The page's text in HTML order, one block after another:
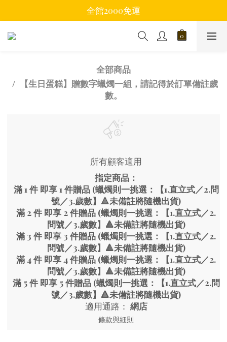
全館2000免運
全部商品
【生日蛋糕】贈數字蠟燭一組，請記得於訂單備註歲
數。
所有顧客適用
指定商品：
滿 1 件 即享 1 件贈品 (蠟燭則一挑選：【1.直立式／2.問
號／3.歲數】🔺未備註將隨機出貨)
滿 2 件 即享 2 件贈品 (蠟燭則一挑選：【1.直立式／2.
問號／3.歲數】🔺未備註將隨機出貨)
滿 3 件 即享 3 件贈品 (蠟燭則一挑選：【1.直立式／2.
問號／3.歲數】🔺未備註將隨機出貨)
滿 4 件 即享 4 件贈品 (蠟燭則一挑選：【1.直立式／2.
問號／3.歲數】🔺未備註將隨機出貨)
滿 5 件 即享 5 件贈品 (蠟燭則一挑選：【1.直立式／2.問
號／3.歲數】🔺未備註將隨機出貨)
適用通路： 網店
條款與細則